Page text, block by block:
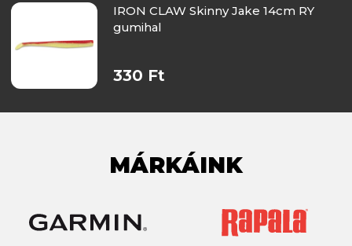
IRON CLAW Skinny Jake 14cm RY
gumihal
330 Ft
MÁRKÁINK